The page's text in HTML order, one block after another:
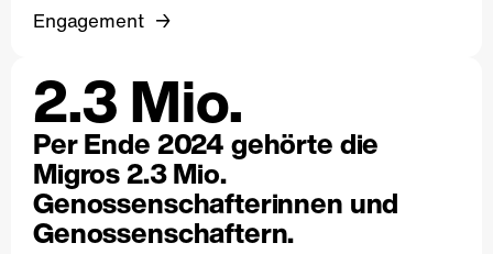
Engagement
2.3 Mio.
Per Ende 2024 gehörte die
Migros 2.3 Mio.
Genossenschafterinnen und
Genossenschaftern.